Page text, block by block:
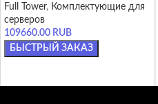
Full Tower, Комплектующие для
серверов
109660.00 RUB
БЫСТРЫЙ ЗАКАЗ